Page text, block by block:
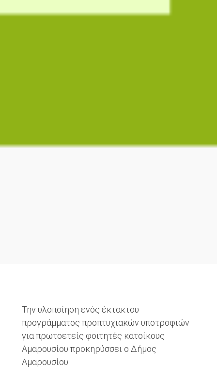
Την υλοποίηση ενός έκτακτου
προγράμματος προπτυχιακών υποτροφιών
για πρωτοετείς φοιτητές κατοίκους
Αμαρουσίου προκηρύσσει ο Δήμος
Αμαρουσίου